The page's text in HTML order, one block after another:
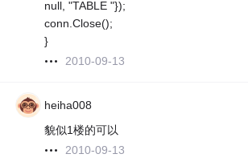
null, "TABLE "});
conn.Close();
}
2010-09-13
heiha008
貌似1楼的可以
2010-09-13